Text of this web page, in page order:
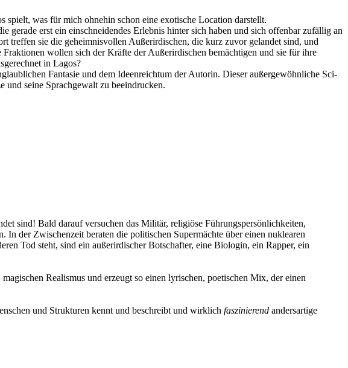
was für mich ohnehin schon eine exotische Location darstellt.
erst ein einschneidendes Erlebnis hinter sich haben und sich offenbar zufällig an
treffen sie die geheimnisvollen Außerirdischen, die kurz zuvor gelandet sind, und
wollen sich der Kräfte der Außerirdischen bemächtigen und sie für ihre
in Lagos?
Fantasie und dem Ideenreichtum der Autorin. Dieser außergewöhnliche Sci-
und seine Sprachgewalt zu beeindrucken.
sind! Bald darauf versuchen das Militär, religiöse Führungspersönlichkeiten,
der Zwischenzeit beraten die politischen Supermächte über einen nuklearen
Tod steht, sind ein außerirdischer Botschafter, eine Biologin, ein Rapper, ein
Realismus und erzeugt so einen lyrischen, poetischen Mix, der einen
und Strukturen kennt und beschreibt und wirklich faszinierend andersartige